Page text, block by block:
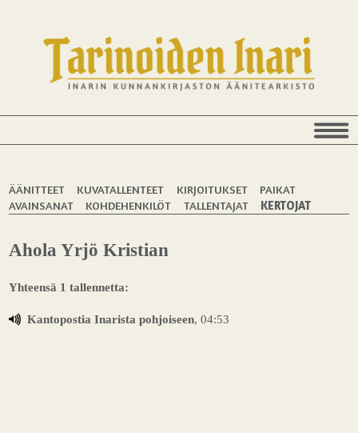
ÄÄNITTEET KUVATALLENTEET KIRJOITUKSET
PAIKAT
AVAINSANAT
KOHDEHENKILÖT TALLENTAJAT KERTOJAT
Ahola Yrjö Kristian
Yhteensä 1 tallennetta:
Kantopostia Inarista pohjoiseen, 04:53